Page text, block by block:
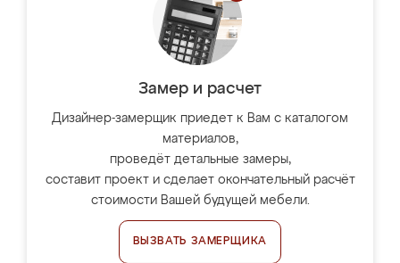
Замер и расчет
Дизайнер-замерщик приедет к Вам с каталогом
материалов,
проведёт детальные замеры,
составит проект и сделает окончательный расчёт
стоимости Вашей будущей мебели.
ВЫЗВАТЬ ЗАМЕРЩИКА